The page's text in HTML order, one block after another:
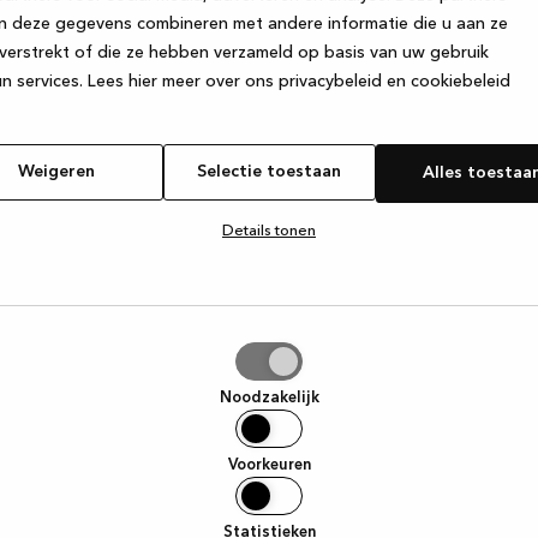
deze gegevens combineren met andere informatie die u aan ze
of die ze hebben verzameld op basis van uw gebruik
services. Lees hier meer over ons privacybeleid en cookiebeleid
Weigeren Selectie toestaan Alles
Details tonen
Noodzakelijk
Voorkeuren
Statistieken
has occurred while loadingwww.kvik.nl (see the